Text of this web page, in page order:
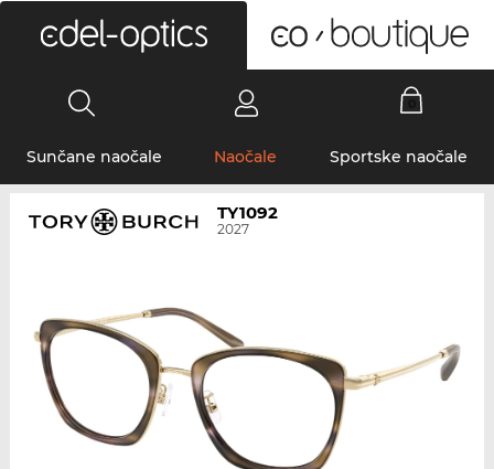
Sunčane naočale Naočale Sportske naočale
TY1092
2027